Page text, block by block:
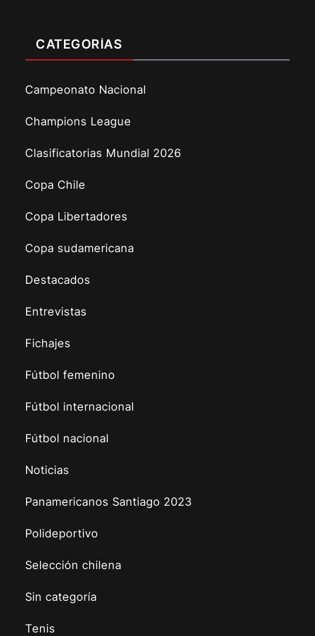
CATEGORÍAS
Campeonato Nacional
Champions League
Clasificatorias Mundial 2026
Copa Chile
Copa Libertadores
Copa sudamericana
Destacados
Entrevistas
Fichajes
Fútbol femenino
Fútbol internacional
Fútbol nacional
Noticias
Panamericanos Santiago 2023
Polideportivo
Selección chilena
Sin categoría
Tenis